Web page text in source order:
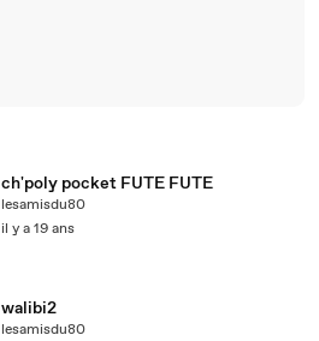
ch'poly pocket FUTE FUTE
lesamisdu80
il y a 19 ans
walibi2
lesamisdu80